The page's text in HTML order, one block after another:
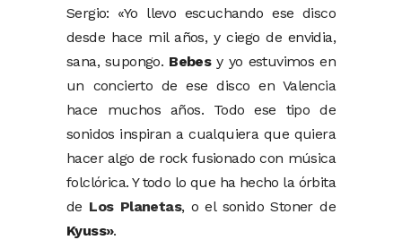
Sergio: «Yo llevo escuchando ese disco
desde hace mil años, y ciego de envidia,
sana, supongo. Bebesy yo estuvimos en
un concierto de ese disco en Valencia
hace muchos años. Todo ese tipo de
sonidos inspiran a cualquiera que quiera
hacer algo de rock fusionado con música
folclórica. Y todo lo que ha hecho la órbita
de Los Planetas, o el sonido Stoner de
Kyuss».